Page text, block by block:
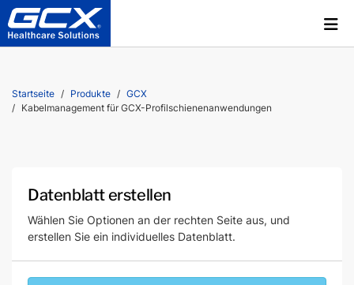
Startseite Produkte
GCX
Kabelmanagement für GCX-Profilschienenanwendungen
Datenblatt erstellen
Wählen Sie Optionen an der rechten Seite aus, und
erstellen Sie ein individuelles Datenblatt.